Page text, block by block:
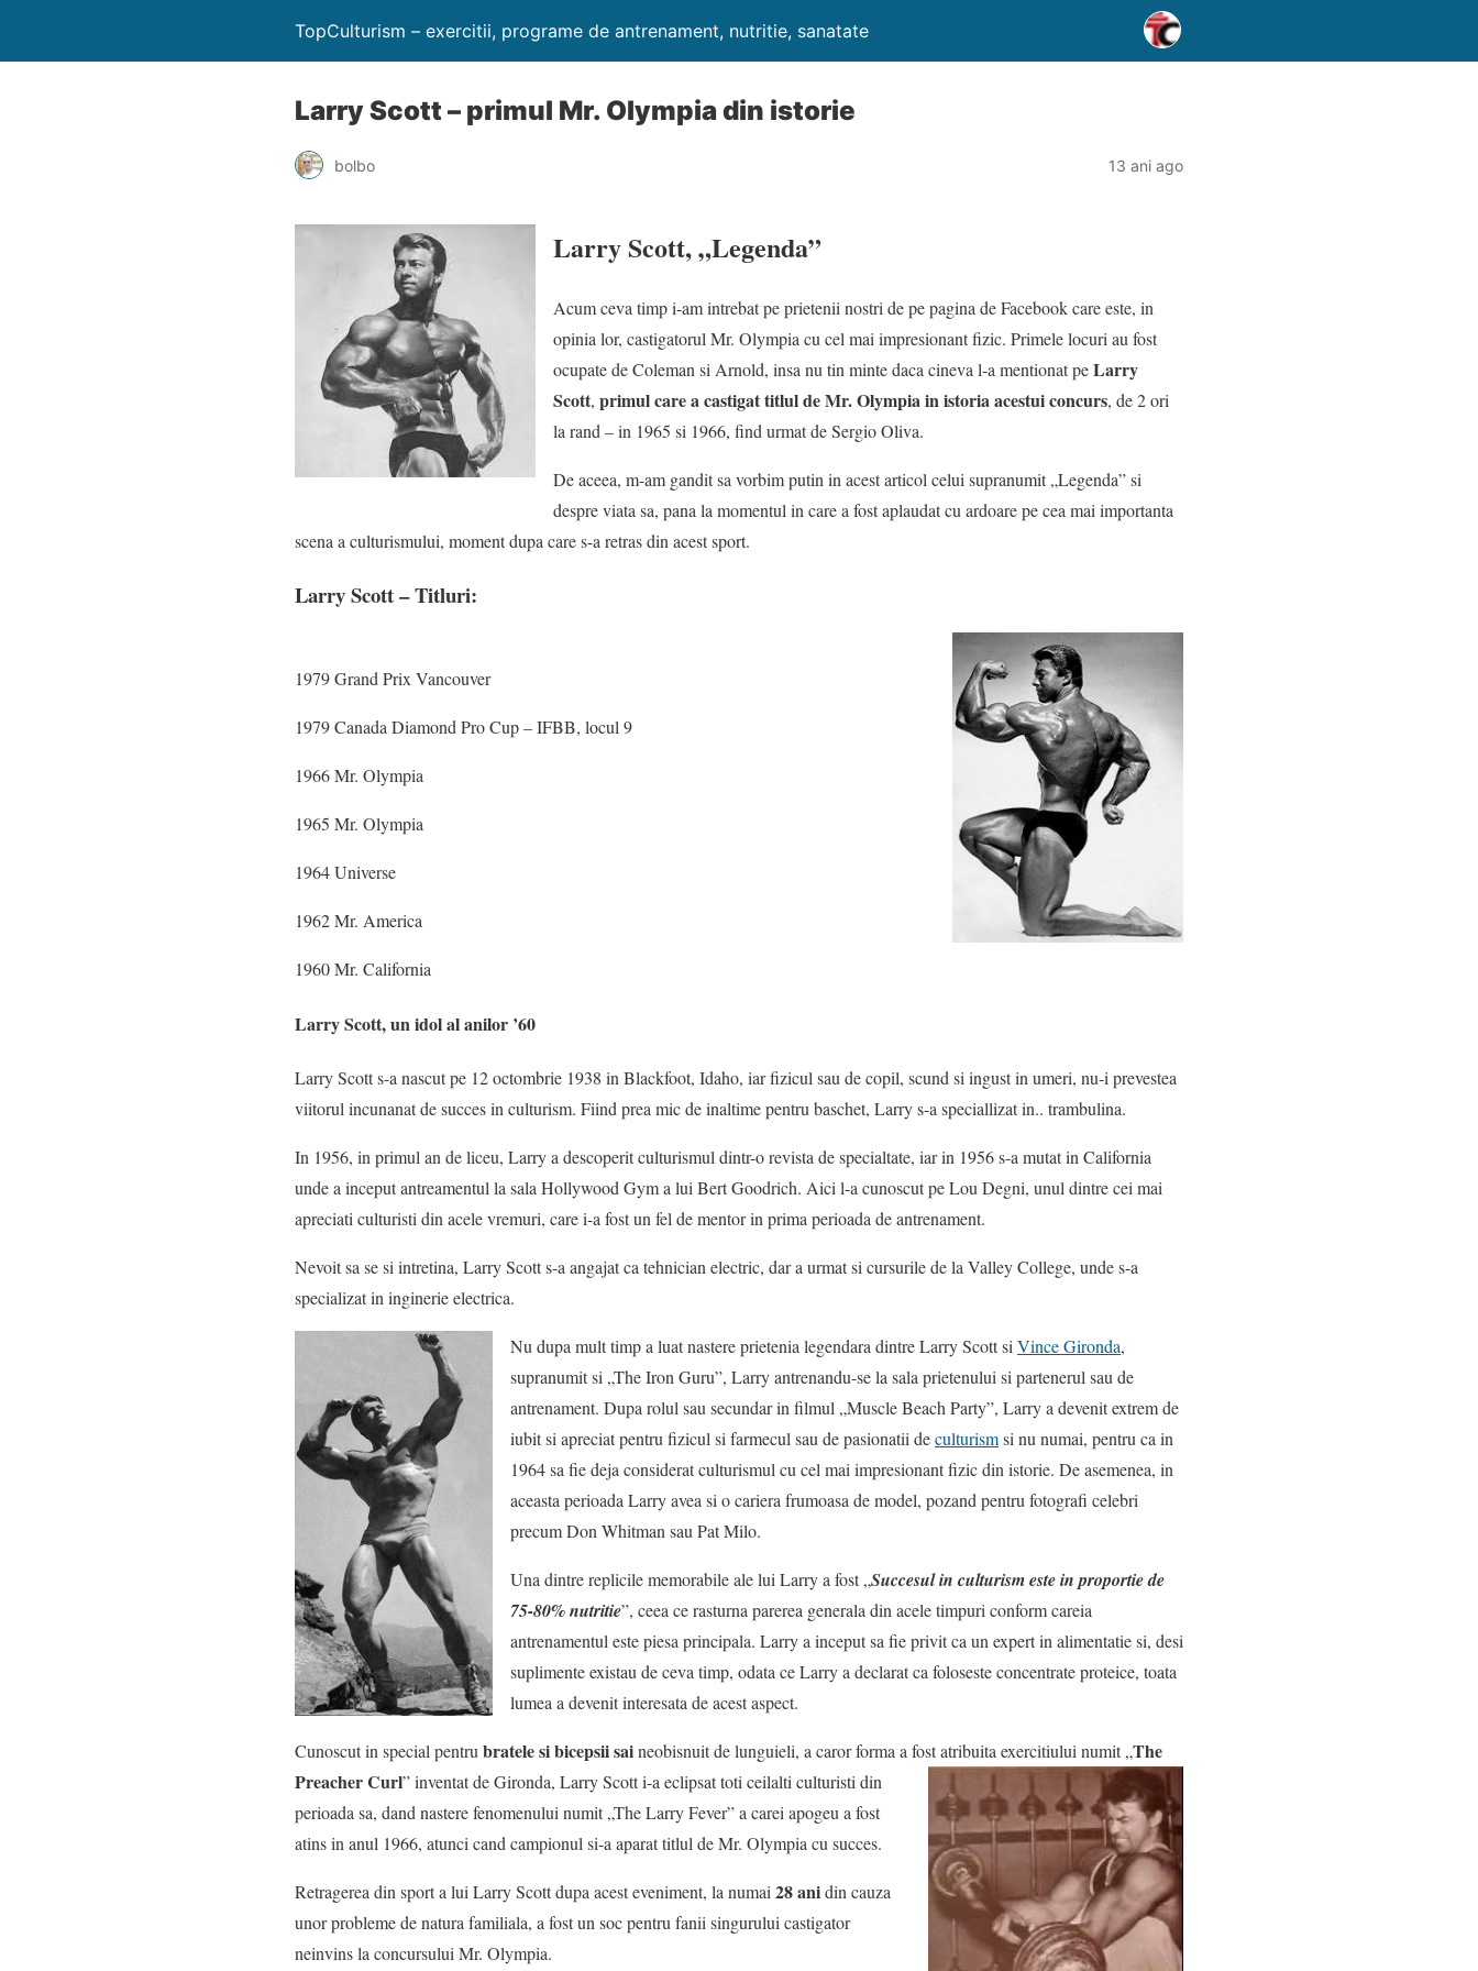
TopCulturism – exercitii, programe de antrenament, nutritie, sanatate
Larry Scott – primul Mr. Olympia din istorie
bolbo 13 ani ago
Larry Scott, „Legenda”
Acum ceva timp i-am intrebat pe prietenii nostri de pe pagina de Facebook care este, in
opinia lor, castigatorul Mr. Olympia cu cel mai impresionant fizic. Primele locuri au fost
ocupate de Coleman si Arnold, insa nu tin minte daca cineva l-a mentionat peLarry
Scott, primul care a castigat titlul de Mr. Olympia in istoria acestui concurs, de 2 ori
la rand – in 1965 si 1966, find urmat de Sergio Oliva.
De aceea, m-am gandit sa vorbim putin in acest articol celui supranumit „Legenda” si
despre viata sa, pana la momentul in care a fost aplaudat cu ardoare pe cea mai importanta
scena a culturismului, moment dupa care s-a retras din acest sport.
Larry Scott – Titluri:
1979 Grand Prix Vancouver
1979 Canada Diamond Pro Cup – IFBB, locul 9
1966 Mr. Olympia
1965 Mr. Olympia
1964 Universe
1962 Mr. America
1960 Mr. California
Larry Scott, un idol al anilor ’60
Larry Scott s-a nascut pe 12 octombrie 1938 in Blackfoot, Idaho, iar fizicul sau de copil, scund si ingust in umeri, nu-i prevestea
viitorul incunanat de succes in culturism. Fiind prea mic de inaltime pentru baschet, Larry s-a speciallizat in.. trambulina.
In 1956, in primul an de liceu, Larry a descoperit culturismul dintr-o revista de specialtate, iar in 1956 s-a mutat in California
unde a inceput antreamentul la sala Hollywood Gym a lui Bert Goodrich. Aici l-a cunoscut pe Lou Degni, unul dintre cei mai
apreciati culturisti din acele vremuri, care i-a fost un fel de mentor in prima perioada de antrenament.
Nevoit sa se si intretina, Larry Scott s-a angajat ca tehnician electric, dar a urmat si cursurile de la Valley College, unde s-a
specializat in inginerie electrica.
Nu dupa mult timp a luat nastere prietenia legendara dintre Larry Scott si Vince Gironda,
supranumit si „The Iron Guru”, Larry antrenandu-se la sala prietenului si partenerul sau de
antrenament. Dupa rolul sau secundar in filmul „Muscle Beach Party”, Larry a devenit extrem de
iubit si apreciat pentru fizicul si farmecul sau de pasionatii deculturismsi nu numai, pentru ca in
1964 sa fie deja considerat culturismul cu cel mai impresionant fizic din istorie. De asemenea, in
aceasta perioada Larry avea si o cariera frumoasa de model, pozand pentru fotografi celebri
precum Don Whitman sau Pat Milo.
Una dintre replicile memorabile ale lui Larry a fost „Succesul in culturism este in proportie de
75-80% nutritie”, ceea ce rasturna parerea generala din acele timpuri conform careia
antrenamentul este piesa principala. Larry a inceput sa fie privit ca un expert in alimentatie si, desi
suplimente existau de ceva timp, odata ce Larry a declarat ca foloseste concentrate proteice, toata
lumea a devenit interesata de acest aspect.
Cunoscut in special pentru bratele si bicepsii saineobisnuit de lunguieli, a caror forma a fost atribuita exercitiului numit „The
Preacher Curl”inventat de Gironda, Larry Scott i-a eclipsat toti ceilalti culturisti din
perioada sa, dand nastere fenomenului numit „The Larry Fever” a carei apogeu a fost
atins in anul 1966, atunci cand campionul si-a aparat titlul de Mr. Olympia cu succes.
Retragerea din sport a lui Larry Scott dupa acest eveniment, la numai 28 anidin cauza
unor probleme de natura familiala, a fost un soc pentru fanii singurului castigator
neinvins la concursului Mr. Olympia.